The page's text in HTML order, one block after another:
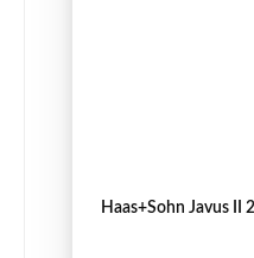
Haas+Sohn Javus II